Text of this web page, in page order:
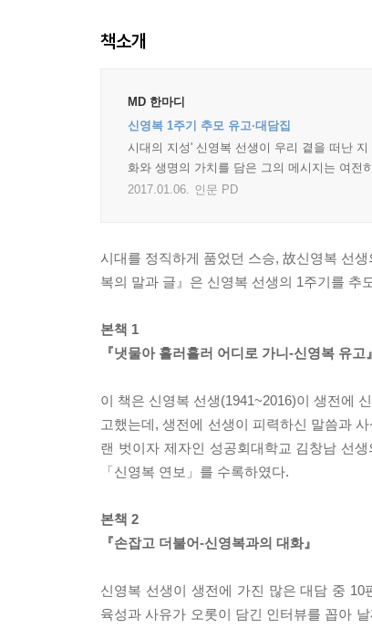
책소개
MD 한마디
신영복 1주기 추모 유고·대담집
시대의 지성' 신영복 선생이 우리 곁을 떠난
화와 생명의 가치를 담은 그의 메시지는 여전
2017.01.06. 인문 PD
시대를 정직하게 품었던 스승, 故신영복 선
복의 말과 글』은 신영복 선생의 1주기를 추
본책 1
『냇물아 흘러흘러 어디로 가니-신영복 유고』
이 책은 신영복 선생(1941~2016)이 생전에
고했는데, 생전에 선생이 피력하신 말씀과
랜 벗이자 제자인 성공회대학교 김창남 선
「신영복 연보」를 수록하였다.
본책 2
『손잡고 더불어-신영복과의 대화』
신영복 선생이 생전에 가진 많은 대담 중
육성과 사유가 오롯이 담긴 인터뷰를 꼽아